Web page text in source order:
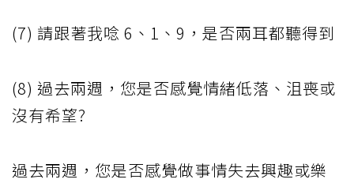
(7) 請跟著我唸 6、1、9，是否兩耳都聽得到
(8) 過去兩週，您是否感覺情緒低落、沮喪或
沒有希望?
過去兩週，您是否感覺做事情失去興趣或樂